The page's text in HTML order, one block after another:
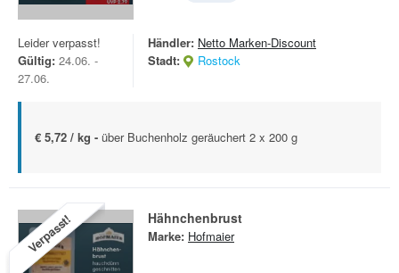
Leider verpasst!
Gültig: 24.06. -
27.06.
Händler: Netto Marken-Discount
Stadt:
Rostock
€ 5,72 / kg - über Buchenholz geräuchert 2 x 200 g
Verpasst! Hähnchenbrust
Marke: Hofmaier